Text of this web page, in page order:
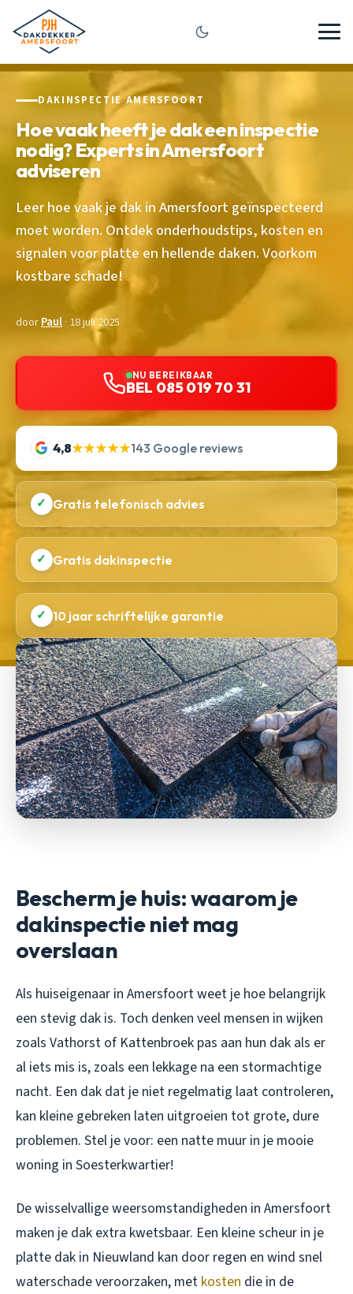
DAKINSPECTIE AMERSFOORT
Hoe vaak heeft je dak een inspectie
nodig? Experts in Amersfoort
adviseren
Leer hoe vaak je dak in Amersfoort geïnspecteerd
moet worden. Ontdek onderhoudstips, kosten en
signalen voor platte en hellende daken. Voorkom
kostbare schade!
doorPaul· 18 juli 2025
NU BEREIKBAAR
BEL 085 019 70 31
4,8★★★★★143 Google reviews
✓ Gratis telefonisch advies
✓ Gratis dakinspectie
✓ 10 jaar schriftelijke garantie
Bescherm je huis: waarom je
dakinspectie niet mag
overslaan
Als huiseigenaar in Amersfoort weet je hoe belangrijk
een stevig dak is. Toch denken veel mensen in wijken
zoals Vathorst of Kattenbroek pas aan hun dak als er
al iets mis is, zoals een lekkage na een stormachtige
nacht. Een dak dat je niet regelmatig laat controleren,
kan kleine gebreken laten uitgroeien tot grote, dure
problemen. Stel je voor: een natte muur in je mooie
woning in Soesterkwartier!
De wisselvallige weersomstandigheden in Amersfoort
maken je dak extra kwetsbaar. Een kleine scheur in je
platte dak in Nieuwland kan door regen en wind snel
waterschade veroorzaken, met kosten die in de